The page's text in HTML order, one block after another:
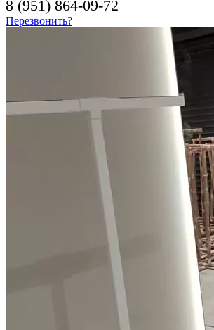
8 (951) 864-09-72
Перезвонить?